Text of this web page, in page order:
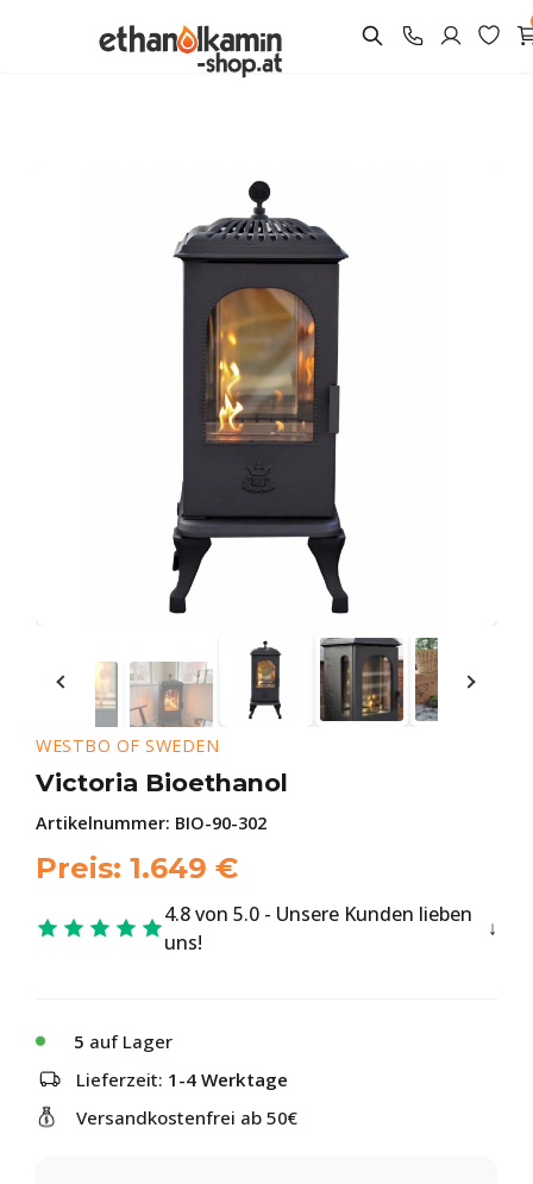
WESTBO OF SWEDEN
Victoria Bioethanol
Artikelnummer: BIO-90-302
Preis: 1.649 €
4.8 von 5.0 - Unsere Kunden lieben
uns!
5 auf Lager
Lieferzeit: 1-4 Werktage
Versandkostenfrei ab 50€